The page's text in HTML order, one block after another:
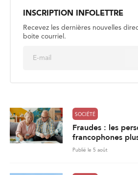
INSCRIPTION INFOLETTRE
Recevez les dernières nouvelles
boite courriel.
SOCIÉTÉ
Fraudes : les
francophones
Publié le 5 août